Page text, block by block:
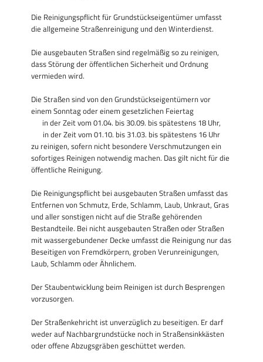
Die Reinigungspflicht für Grundstückseigentümer umfasst
die allgemeine Straßenreinigung und den Winterdienst.
Die ausgebauten Straßen sind regelmäßig so zu reinigen,
dass Störung der öffentlichen Sicherheit und Ordnung
vermieden wird.
Die Straßen sind von den Grundstückseigentümern vor
einem Sonntag oder einem gesetzlichen Feiertag
in der Zeit vom 01.04. bis 30.09. bis spätestens 18 Uhr,
in der Zeit vom 01.10. bis 31.03. bis spätestens 16 Uhr
zu reinigen, sofern nicht besondere Verschmutzungen ein
sofortiges Reinigen notwendig machen. Das gilt nicht für die
öffentliche Reinigung.
Die Reinigungspflicht bei ausgebauten Straßen umfasst das
Entfernen von Schmutz, Erde, Schlamm, Laub, Unkraut, Gras
und aller sonstigen nicht auf die Straße gehörenden
Bestandteile. Bei nicht ausgebauten Straßen oder Straßen
mit wassergebundener Decke umfasst die Reinigung nur das
Beseitigen von Fremdkörpern, groben Verunreinigungen,
Laub, Schlamm oder Ähnlichem.
Der Staubentwicklung beim Reinigen ist durch Besprengen
vorzusorgen.
Der Straßenkehricht ist unverzüglich zu beseitigen. Er darf
weder auf Nachbargrundstücke noch in Straßensinkkästen
oder offene Abzugsgräben geschüttet werden.